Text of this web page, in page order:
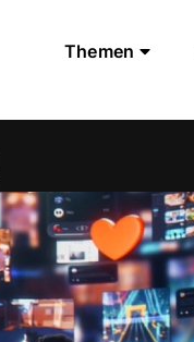
Themen